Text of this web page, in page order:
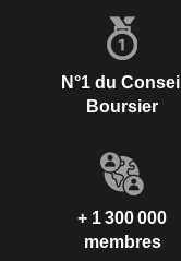
N°1 du Conseil
Boursier
+ 1 300 000
membres